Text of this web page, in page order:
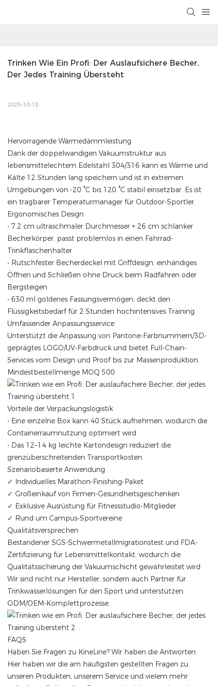
Trinken Wie Ein Profi: Der Auslaufsichere Becher,
Der Jedes Training Übersteht
2025-10-13
Hervorragende Wärmedämmleistung
Dank der doppelwandigen Vakuumstruktur aus
lebensmittelechtem Edelstahl 304/316 kann es Wärme und
Kälte 12 Stunden lang speichern und ist in extremen
Umgebungen von -20 °C bis 120 °C stabil einsetzbar. Es ist
ein tragbarer Temperaturmanager für Outdoor-Sportler.
Ergonomisches Design
• 7,2 cm ultraschmaler Durchmesser + 26 cm schlanker
Becherkörper, passt problemlos in einen Fahrrad-
Trinkflaschenhalter
• Rutschfester Becherdeckel mit Griffdesign, einhändiges
Öffnen und Schließen ohne Druck beim Radfahren oder
Bergsteigen
• 630 ml goldenes Fassungsvermögen, deckt den
Flüssigkeitsbedarf für 2 Stunden hochintensives Training
‌Umfassender Anpassungsservice‌
Unterstützt die Anpassung von Pantone-Farbnummern/3D-
geprägtes LOGO/UV-Farbdruck und bietet Full-Chain-
Services vom Design und Proof bis zur Massenproduktion,
Mindestbestellmenge MOQ 500
Vorteile der Verpackungslogistik
• Eine einzelne Box kann 40 Stück aufnehmen, wodurch die
Containerraumnutzung optimiert wird
• Das 12–14 kg leichte Kartondesign reduziert die
grenzüberschreitenden Transportkosten
‌Szenariobasierte Anwendung‌
✓ Individuelles Marathon-Finishing-Paket
✓ Großeinkauf von Firmen-Gesundheitsgeschenken
✓ Exklusive Ausrüstung für Fitnessstudio-Mitglieder
✓ Rund um Campus-Sportvereine
Qualitätsversprechen
Bestandener SGS-Schwermetallmigrationstest und FDA-
Zertifizierung für Lebensmittelkontakt, wodurch die
Qualitätssicherung der Vakuumschicht gewährleistet wird
Wir sind nicht nur Hersteller, sondern auch Partner für
Trinkwasserlösungen für den Sport und unterstützen
ODM/OEM-Komplettprozesse.
FAQS
Haben Sie Fragen zu KineLine? Wir haben die Antworten.
Hier haben wir die am häufigsten gestellten Fragen zu
unseren Produkten, unserem Service und vielem mehr